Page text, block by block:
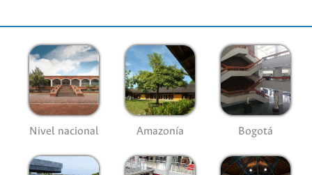
Nivel nacional Amazonía Bogotá